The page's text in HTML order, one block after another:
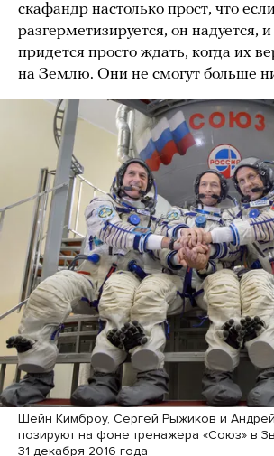
скафандр настолько прост, что
разгерметизируется, он надуется,
придется просто ждать, когда их
на Землю. Они не смогут больше
Шейн Кимброу, Сергей Рыжиков и
позируют на фоне тренажера «Союз» в
31 декабря 2016 года